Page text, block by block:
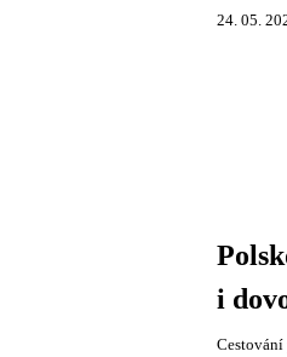
24. 05.
i
Cestování